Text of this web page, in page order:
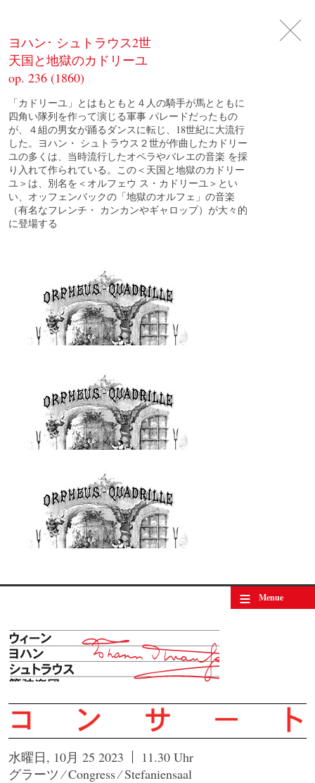
ヨハン･ シュトラウス2世
天国と地獄のカドリーユ
op. 236 (1860)
「カドリーユ」とはもともと４人の騎手が馬とともに
四角い隊列を作って演じる軍事 パレードだったもの
が、４組の男女が踊るダンスに転じ、18世紀に大流行
した。ヨハン・ シュトラウス２世が作曲したカドリー
ユの多くは、当時流行したオペラやバレエの音楽 を採
り入れて作られている。この＜天国と地獄のカドリー
ユ＞は、別名を＜オルフェウ ス・カドリーユ＞とい
い、オッフェンバックの「地獄のオルフェ」の音楽
（有名なフレンチ・ カンカンやギャロップ）が大々的
に登場する
≡ Menue
水曜日, 10月 25 2023
11.30 Uhr
グラーツ ⁄ Congress ⁄ Stefaniensaal